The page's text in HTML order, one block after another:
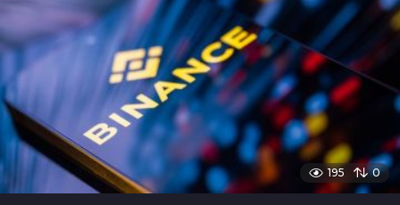
s
195 0